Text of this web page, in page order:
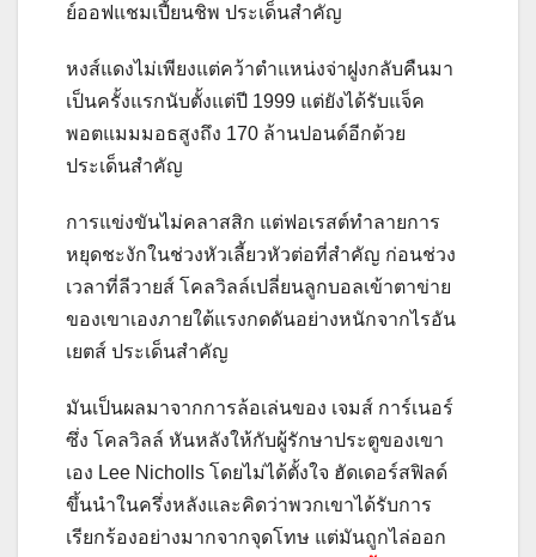
ย์ออฟแชมเปี้ยนชิพ ประเด็นสำคัญ
หงส์แดงไม่เพียงแต่คว้าตำแหน่งจ่าฝูงกลับคืนมา
เป็นครั้งแรกนับตั้งแต่ปี 1999 แต่ยังได้รับแจ็ค
พอตแมมมอธสูงถึง 170 ล้านปอนด์อีกด้วย
ประเด็นสำคัญ
การแข่งขันไม่คลาสสิก แต่ฟอเรสต์ทำลายการ
หยุดชะงักในช่วงหัวเลี้ยวหัวต่อที่สำคัญ ก่อนช่วง
เวลาที่ลีวายส์ โคลวิลล์เปลี่ยนลูกบอลเข้าตาข่าย
ของเขาเองภายใต้แรงกดดันอย่างหนักจากไรอัน
เยตส์ ประเด็นสำคัญ
มันเป็นผลมาจากการล้อเล่นของ เจมส์ การ์เนอร์
ซึ่ง โคลวิลล์ หันหลังให้กับผู้รักษาประตูของเขา
เอง Lee Nicholls โดยไม่ได้ตั้งใจ ฮัดเดอร์สฟิลด์
ขึ้นนำในครึ่งหลังและคิดว่าพวกเขาได้รับการ
เรียกร้องอย่างมากจากจุดโทษ แต่มันถูกไล่ออก